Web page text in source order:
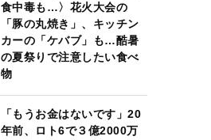
食中毒も…〉花火大会の
「豚の丸焼き」、キッチン
カーの「ケバブ」も…酷暑
の夏祭りで注意したい食べ
物
「もうお金はないです」20
年前、ロト6で３億2000万